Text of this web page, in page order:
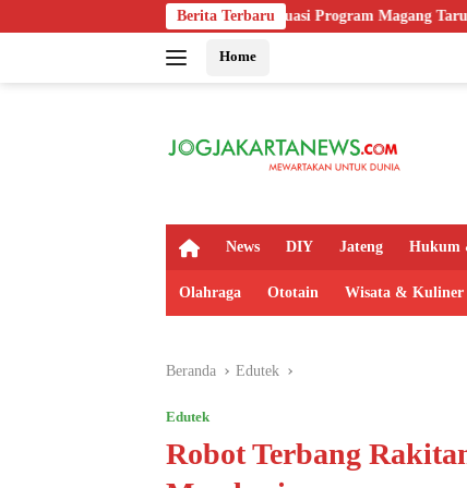
ke
Berita Terbaru
Imipas, Evaluasi Program Magang Taruna Polsek
Home
H
m
News DIY Jateng Hukum
Olahraga Ototain Wisata & Kuliner
Beranda Edutek
Edutek
Robot Terbang